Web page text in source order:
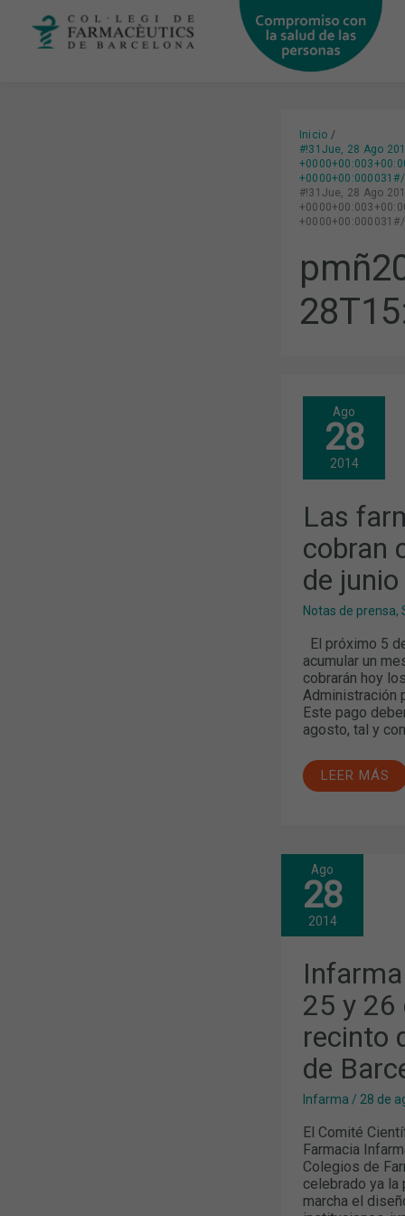
Inicio
#!31Jue, 28 Ago
#!31Jue, 28 Ago
Ago
28
2014
Las
cobran
de junio
Notas de prensa,
El próximo 5
acumular un
cobrarán hoy
Administración
Este pago
agosto, tal y
LAS
FARMACIAS
CATALANAS
COBRAN
CON
RETRASO
LA
DE
JUNIO
LEER MÁS
Ago
28
2014
25 y 26
recinto
de
Infarma / 28 de
El Comité
Farmacia
Colegios de
celebrado ya la
marcha el
INFARMA
BARCELONA
2015:
24,
25
26
DE
EN
EL
NUEVO
RECINTO
GRAN
DE
FIRA
DE
BARCELONA